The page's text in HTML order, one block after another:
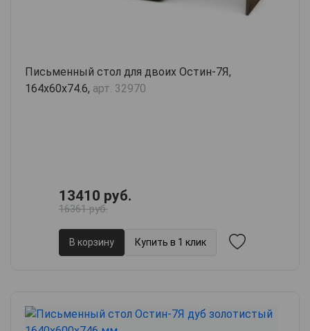
Письменный стол для двоих Остин-7Я,
164х60х74.6, арт. 32970
13410 руб.
16361 руб.
В корзину Купить в 1 клик